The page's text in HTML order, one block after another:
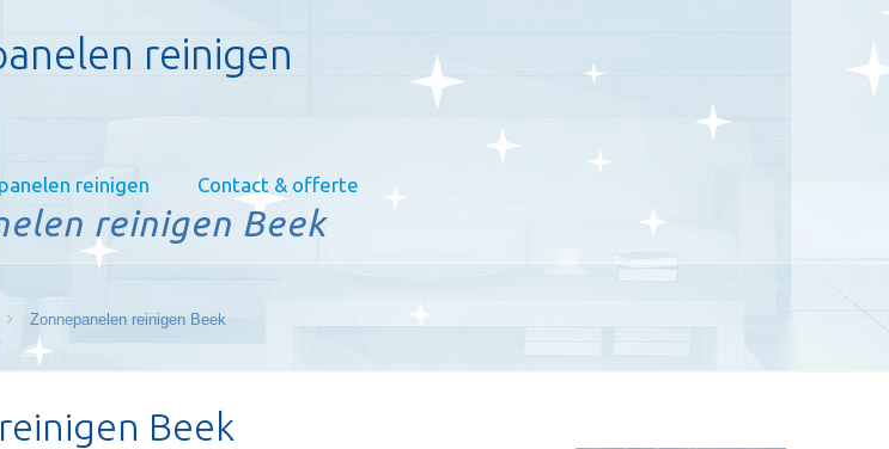
reinigen
reinigen Contact & offerte
reinigen Beek
Zonnepanelen reinigen Beek
Beek